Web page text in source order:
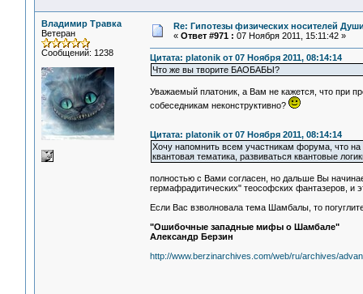
Владимир Травка
Ветеран
Сообщений: 1238
Re: Гипотезы физических носителей
« Ответ #971 : 07 Ноября 2011, 15:11:42 »
Цитата: platonik от 07 Ноября 2011, 08:14:14
Что же вы творите БAОБАБЫ?
Уважаемый платоник, а Вам не кажется, что при
собеседникам неконструктивно?
Цитата: platonik от 07 Ноября 2011, 08:14:14
Хочу напомнить всем участникам форума, что
квантовая тематика, развиваться квантовые
полностью с Вами согласен, но дальше Вы
гермафрадитических" теософских фантазеров, и
Если Вас взволновала тема Шамбалы, то
"Ошибочные западные мифы о Шамбале"
Александр Берзин
http://www.berzinarchives.com/web/ru/archives/